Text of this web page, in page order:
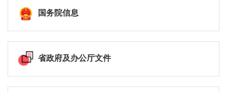
国务院信息
省政府及办公厅文件